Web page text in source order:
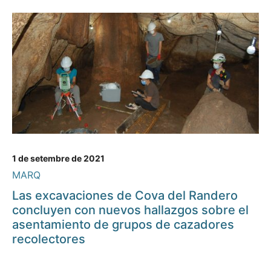
1 de setembre de 2021
MARQ
Las excavaciones de Cova del Randero
concluyen con nuevos hallazgos sobre el
asentamiento de grupos de cazadores
recolectores